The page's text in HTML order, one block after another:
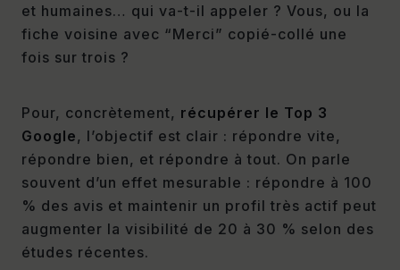
et humaines… qui va-t-il appeler ? Vous, ou la
fiche voisine avec “Merci” copié-collé une
fois sur trois ?
Pour, concrètement, récupérer le Top 3
Google, l’objectif est clair : répondre vite,
répondre bien, et répondre à tout. On parle
souvent d’un effet mesurable : répondre à 100
% des avis et maintenir un profil très actif peut
augmenter la visibilité de 20 à 30 % selon des
études récentes.